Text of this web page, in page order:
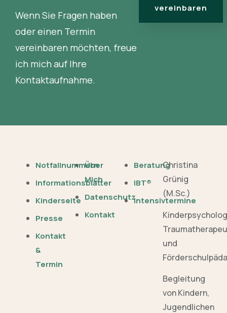
Wenn Sie Fragen haben
oder einen Termin
vereinbaren möchten, freue
ich mich auf Ihre
Kontaktaufnahme.
vereinbaren
Notfallnummern
Informationsblätter
Kinderseite
Presse
Kontakt
&
Termin
Über
Mich
Datenschutz
Kontakt
Beratung
IBT®
Intensivtermine
Christina
Grünig
(M.Sc.)
und
Begleitung
von Kindern,
Jugendlichen